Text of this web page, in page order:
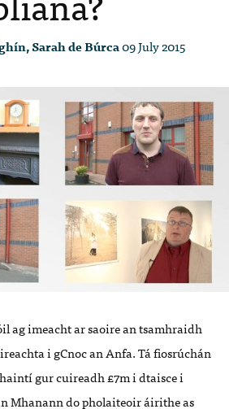
Sarah de Búrca09 July 2015
ag imeacht ar saoire an tsamhraidh
i gCnoc an Anfa. Tá fiosrúchán
gur cuireadh £7m i dtaisce i
Mhanann do pholaiteoir áirithe as